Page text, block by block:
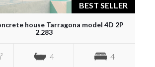
BEST SELLER
house Tarragona model 4D 2P
2.283
4 4